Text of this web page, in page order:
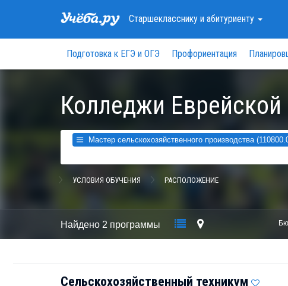
Старшеклассникуи абитуриенту
Подготовка к ЕГЭ и ОГЭ Профориентация
Колледжи
Мастер сельскохозяйственного производства
УСЛОВИЯ ОБУЧЕНИЯ РАСПОЛОЖЕНИЕ
Найдено 2 программы
Сельскохозяйственный техникум